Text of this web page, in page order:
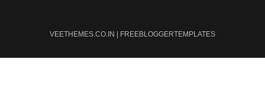
VEETHEMES.CO.IN | FREEBLOGGERTEMPLATES